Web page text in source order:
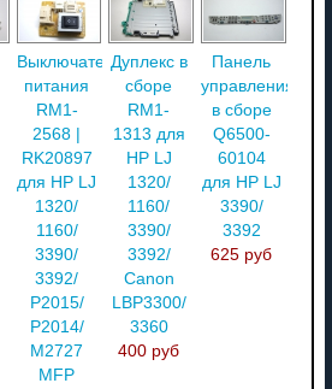
Выключатель
питания
RM1-
2568 |
RK20897
для HP LJ
1320/
1160/
3390/
3392/
P2015/
P2014/
M2727
MFP
Дуплекс в
сборе
RM1-
1313 для
HP LJ
1320/
1160/
3390/
3392/
Canon
LBP3300/
3360
400 руб
Панель
управления
в сборе
Q6500-
60104
для HP LJ
3390/
3392
625 руб